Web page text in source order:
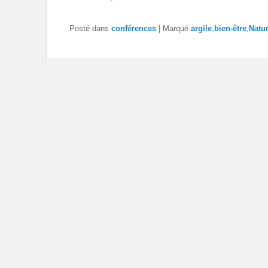
Posté dans conférences Marqué argile bien-être